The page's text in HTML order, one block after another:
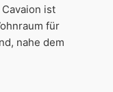
ist
für
nahe dem